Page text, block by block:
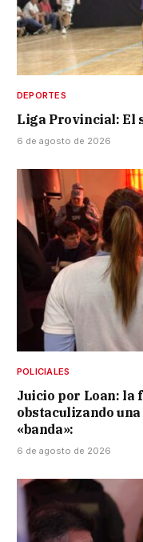
DEPORTES
Liga Provincial: El
6 de agosto de 2026
POLICIALES
Juicio por Loan: la
obstaculizando
«banda»:
6 de agosto de 2026